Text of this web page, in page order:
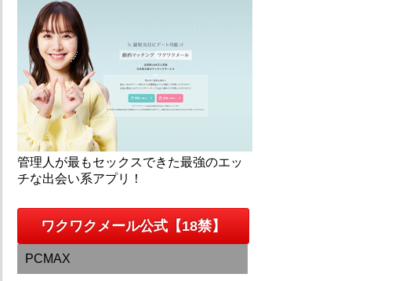
管理人が最もセックスできた最強のエッ
チな出会い系アプリ！
ワクワクメール公式【18禁】
PCMAX